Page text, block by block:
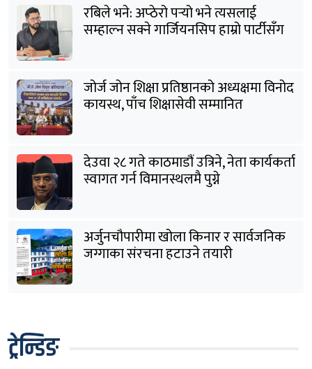
रबिले भने: अप्ठेरो पर्‍यो भने त्यसलाई
सम्हाल्न सक्ने गार्जियनसिप हाम्रो पार्टीसँग
जोर्ज जोन शिक्षा प्रतिष्ठानको अध्यक्षमा विनोद
कायस्थ, पाँच शिक्षासेवी सम्मानित
देउवा २८ गते काठमाडौं उत्रिने, नेता कार्यकर्ता
स्वागत गर्न विमानस्थलमै पुग्ने
अर्जुनचौपारीमा खोला किनार र सार्वजनिक
जग्गाका संरचना हटाउने तयारी
ट्रेन्डिङ